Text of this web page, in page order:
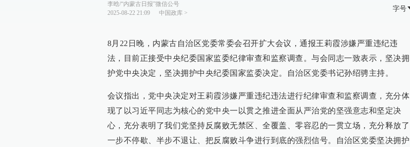
李晗/“内蒙古日报”微信公号
2025-08-22 21:09
中国政库>
字号
8月22日晚，内蒙古自治区党委常委会召开扩大会议，通报王莉霞涉嫌严重违纪违
法，目前正接受中央纪委国家监委纪律审查和监察调查。与会同志一致表示，坚决拥
护党中央决定，坚决拥护中央纪委国家监委决定。自治区党委书记孙绍骋主持。
会议指出，党中央决定对王莉霞涉嫌严重违纪违法进行纪律审查和监察调查，充分体
现了以习近平同志为核心的党中央一以贯之推进全面从严治党的坚强意志和坚定决
心，充分表明了我们党坚持反腐败无禁区、全覆盖、零容忍的一贯立场，充分释放了
一步不停歇、半步不退让、把反腐败斗争进行到底的强烈信号。自治区党委坚决拥护